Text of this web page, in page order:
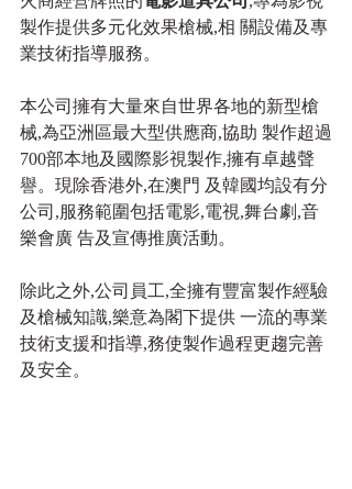
製作提供多元化效果槍械,相 關設備及專
業技術指導服務。
本公司擁有大量來自世界各地的新型槍
械,為亞洲區最大型供應商,協助 製作超過
700部本地及國際影視製作,擁有卓越聲
譽。現除香港外,在澳門 及韓國均設有分
公司,服務範圍包括電影,電視,舞台劇,音
樂會廣 告及宣傳推廣活動。
除此之外,公司員工,全擁有豐富製作經驗
及槍械知識,樂意為閣下提供 一流的專業
技術支援和指導,務使製作過程更趨完善
及安全。